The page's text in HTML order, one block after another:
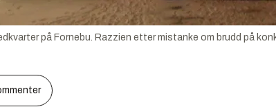
på Fornebu. Razzien etter mistanke om brudd på